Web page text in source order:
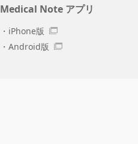
Medical Note アプリ
iPhone版
Android版